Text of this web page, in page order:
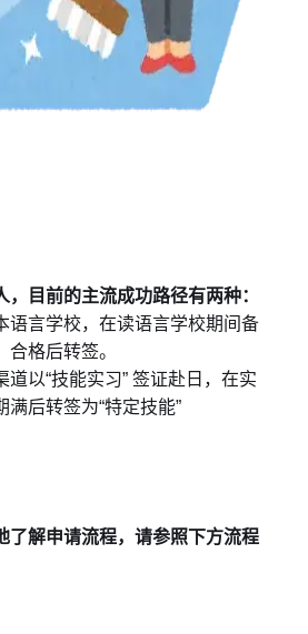
目前的主流成功路径有两种：
语言学校，在读语言学校期间备
格后转签。
道以“技能实习” 签证赴日，在实
后转签为“特定技能”
了解申请流程，请参照下方流程